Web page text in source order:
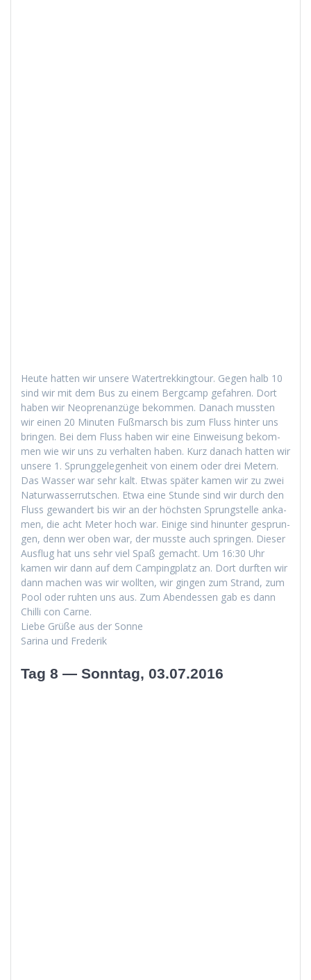
Heute hat­ten wir unsere Watertrekking­tour. Gegen halb 10
sind wir mit dem Bus zu einem Bergcamp gefahren. Dort
haben wir Neo­pre­nanzüge bekom­men. Danach mussten
wir einen 20 Minuten Fuß­marsch bis zum Fluss hin­ter uns
brin­gen. Bei dem Fluss haben wir eine Ein­weisung bekom­
men wie wir uns zu ver­hal­ten haben. Kurz danach hat­ten wir
unsere 1. Sprunggele­gen­heit von einem oder drei Metern.
Das Wass­er war sehr kalt. Etwas später kamen wir zu zwei
Natur­wasser­rutschen. Etwa eine Stunde sind wir durch den
Fluss gewan­dert bis wir an der höch­sten Sprung­stelle anka­
men, die acht Meter hoch war. Einige sind hin­unter gesprun­
gen, denn wer oben war, der musste auch sprin­gen. Dieser
Aus­flug hat uns sehr viel Spaß gemacht. Um 16:30 Uhr
kamen wir dann auf dem Camp­ing­platz an. Dort durften wir
dann machen was wir woll­ten, wir gin­gen zum Strand, zum
Pool oder ruht­en uns aus. Zum Aben­dessen gab es dann
Chilli con Carne.
Liebe Grüße aus der Sonne
Sari­na und Frederik
Tag 8 — Sonntag, 03.07.2016